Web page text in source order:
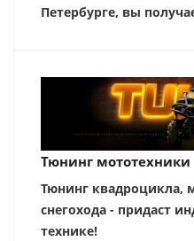
Петербурге, вы
Тюнинг мототехники
Тюнинг квадроцикла,
снегохода - придаст
технике!